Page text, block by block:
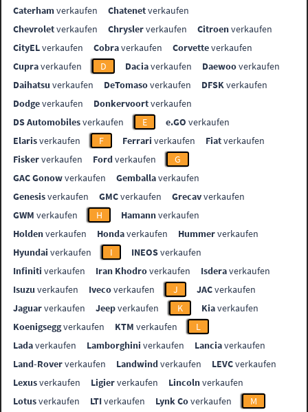
Caterhamverkaufen Chatenetverkaufen
Chevroletverkaufen Chryslerverkaufen Citroenverkaufen
CityELverkaufen Cobraverkaufen Corvetteverkaufen
Cupraverkaufen D Daciaverkaufen Daewooverkaufen
Daihatsu verkaufen DeTomasoverkaufen DFSKverkaufen
Dodgeverkaufen Donkervoortverkaufen
DS Automobilesverkaufen E e.GO verkaufen
Elarisverkaufen F Ferrari verkaufen Fiatverkaufen
Fiskerverkaufen Fordverkaufen
G
GAC Gonowverkaufen Gemballaverkaufen
Genesisverkaufen GMCverkaufen Grecavverkaufen
GWM verkaufen H Hamannverkaufen
Holdenverkaufen Hondaverkaufen Hummerverkaufen
Hyundai verkaufen I INEOSverkaufen
Infiniti verkaufen Iran Khodroverkaufen Isderaverkaufen
Isuzu verkaufen Ivecoverkaufen J JACverkaufen
Jaguarverkaufen Jeepverkaufen K Kiaverkaufen
Koenigseggverkaufen KTM verkaufen
L
Ladaverkaufen Lamborghini verkaufen Lanciaverkaufen
Land-Roververkaufen Landwindverkaufen LEVCverkaufen
Lexusverkaufen Ligierverkaufen Lincolnverkaufen
Lotusverkaufen LTIverkaufen Lynk Coverkaufen
M